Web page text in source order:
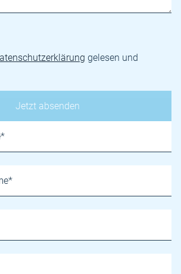
gelesen und